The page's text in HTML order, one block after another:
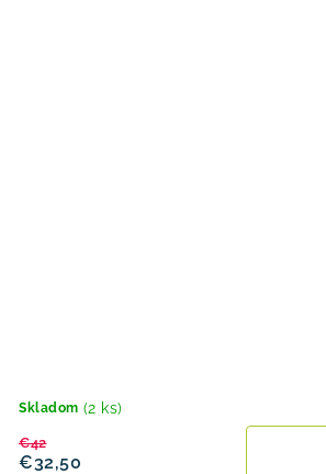
Skladom (2 ks)
€32,50
€42